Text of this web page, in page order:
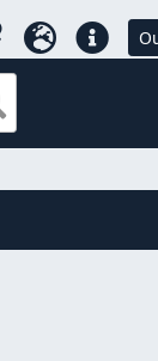
papier
LangueLiens